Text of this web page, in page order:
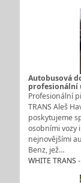
Autobusová
profesionální
Profesionální
TRANS Aleš
poskytujeme
osobními vozy
nejnovějšími
Benz, jež…
WHITE TRANS